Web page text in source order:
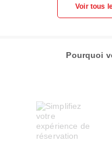
Voir tous
Pourquoi